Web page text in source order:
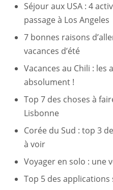
Séjour aux USA : 4
passage à Los Angeles
7 bonnes raisons
vacances d’été
Vacances au Chili :
absolument !
Top 7 des choses à
Lisbonne
Corée du Sud : top 3
à voir
Voyager en solo : une
Top 5 des